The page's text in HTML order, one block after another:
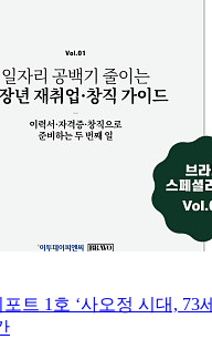
트 1호 ‘사오정 시대, 73